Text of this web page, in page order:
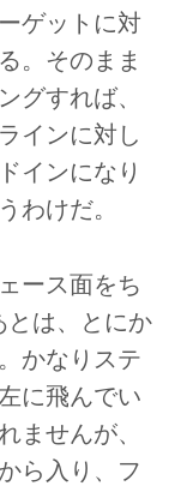
ゲットに対
。そのまま
グすれば、
インに対し
インになり
わけだ。
ース面をち
とは、とにか
かなりステ
に飛んでい
ませんが、
ら入り、フ